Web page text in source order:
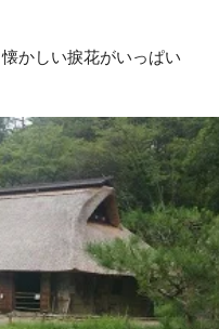
懐かしい捩花がいっぱい